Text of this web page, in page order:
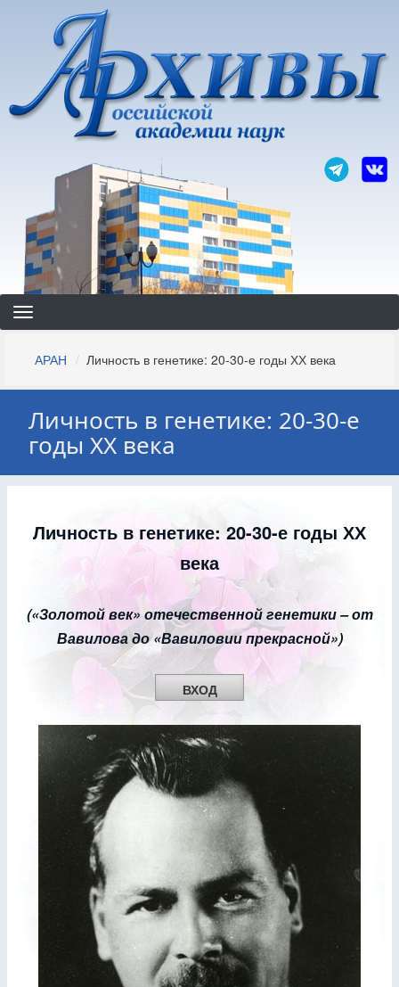
основному
содержанию
Строка
навигации
АРАН Личность в генетике: 20-30-е годы ХХ века
Личность в генетике: 20-30-е
годы ХХ века
Личность в генетике: 20-30-е годы ХХ
века
(«Золотой век» отечественной генетики – от
Вавилова до «Вавиловии прекрасной»)